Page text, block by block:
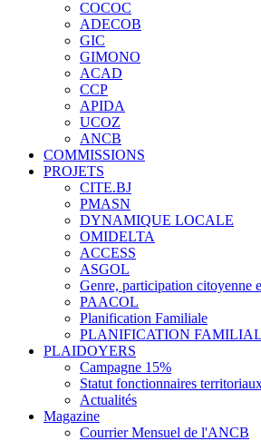
COCOC
ADECOB
GIC
GIMONO
ACAD
CCP
APIDA
UCOZ
ANCB
COMMISSIONS
PROJETS
CITE.BJ
PMASN
DYNAMIQUE LOCALE
OMIDELTA
ACCESS
ASGOL
Genre, participation citoyenne
PAACOL
Planification Familiale
PLANIFICATION
PLAIDOYERS
Campagne 15%
Statut fonctionnaires
Actualités
Magazine
Courrier Mensuel de l'ANCB